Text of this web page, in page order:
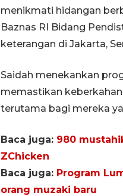
menikmati hidangan
Baznas RI Bidang
keterangan di Jakarta,
Saidah menekankan
memastikan
terutama bagi mereka
Baca juga: 980
ZChicken
Baca juga: Program
orang muzaki baru